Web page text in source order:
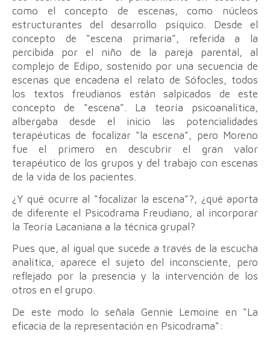
como el concepto de escenas, como núcleos
estructurantes del desarrollo psíquico. Desde el
concepto de “escena primaria”, referida a la
percibida por el niño de la pareja parental, al
complejo de Edipo, sostenido por una secuencia de
escenas que encadena el relato de Sófocles, todos
los textos freudianos están salpicados de este
concepto de “escena”. La teoría psicoanalítica,
albergaba desde el inicio las potencialidades
terapéuticas de focalizar “la escena”, pero Moreno
fue el primero en descubrir el gran valor
terapéutico de los grupos y del trabajo con escenas
de la vida de los pacientes.
¿Y qué ocurre al “focalizar la escena”?, ¿qué aporta
de diferente el Psicodrama Freudiano, al incorporar
la Teoría Lacaniana a la técnica grupal?
Pues que, al igual que sucede a través de la escucha
analítica, aparece el sujeto del inconsciente, pero
reflejado por la presencia y la intervención de los
otros en el grupo.
De este modo lo señala Gennie Lemoine en “La
eficacia de la representación en Psicodrama“: